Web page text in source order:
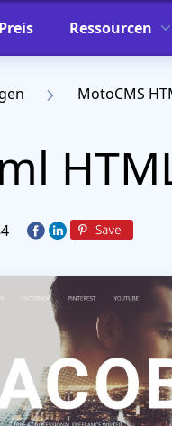
Preis Ressourcen
MotoCMS